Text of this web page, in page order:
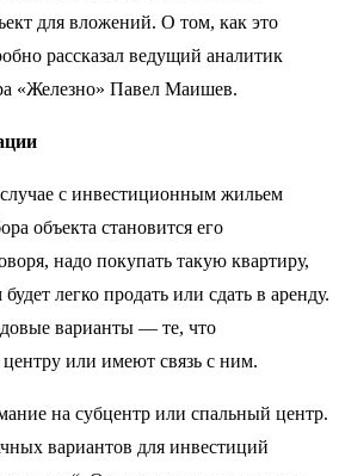
для вложений. О том, как это
рассказал ведущий аналитик
«Железно» Павел Маишев.
с инвестиционным жильем
объекта становится его
надо покупать такую квартиру,
легко продать или сдать в аренду.
варианты — те, что
или имеют связь с ним.
на субцентр или спальный центр.
вариантов для инвестиций